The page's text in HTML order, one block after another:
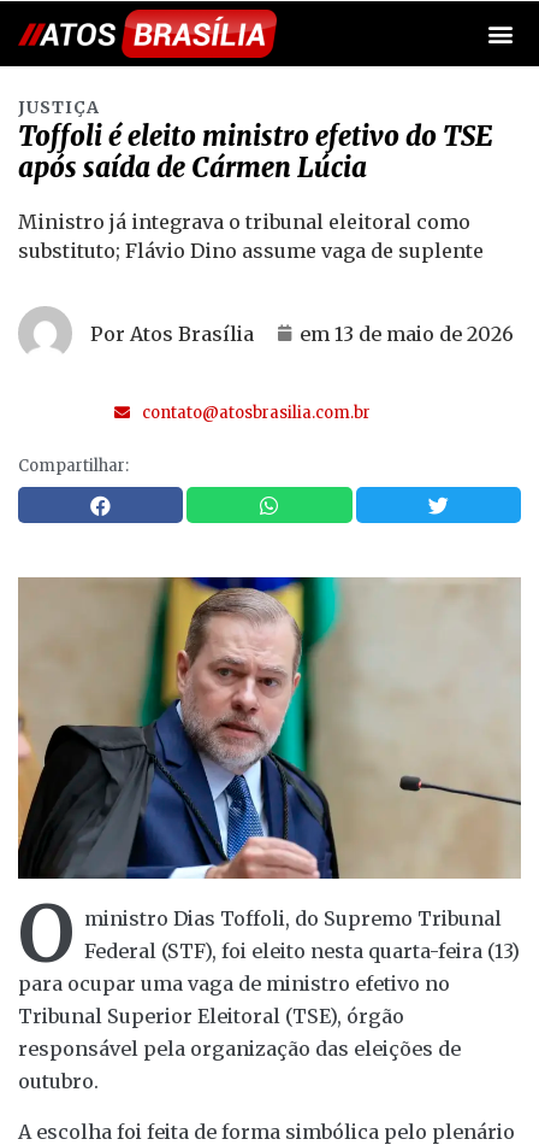
JUSTIÇA
Toffoli é eleito ministro efetivo do TSE
após saída de Cármen Lúcia
Ministro já integrava o tribunal eleitoral como
substituto; Flávio Dino assume vaga de suplente
Por Atos Brasília em 13 de maio de 2026
contato@atosbrasilia.com.br
Compartilhar:
O ministro Dias Toffoli, do Supremo Tribunal
Federal (STF), foi eleito nesta quarta-feira (13)
para ocupar uma vaga de ministro efetivo no
Tribunal Superior Eleitoral (TSE), órgão
responsável pela organização das eleições de
outubro.
A escolha foi feita de forma simbólica pelo plenário